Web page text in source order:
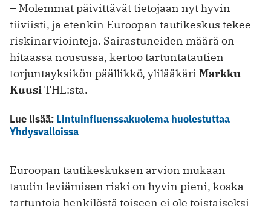
– Molemmat päivittävät tietojaan nyt hyvin
tiiviisti, ja etenkin Euroopan tautikeskus tekee
riskinarviointeja. Sairastuneiden määrä on
hitaassa nousussa, kertoo tartuntatautien
torjuntayksikön päällikkö, ylilääkäri Markku
KuusiTHL:sta.
Lue lisää: Lintuinfluenssakuolema huolestuttaa
Yhdysvalloissa
Euroopan tautikeskuksen arvion mukaan
taudin leviämisen riski on hyvin pieni, koska
tartuntoja henkilöstä toiseen ei ole toistaiseksi